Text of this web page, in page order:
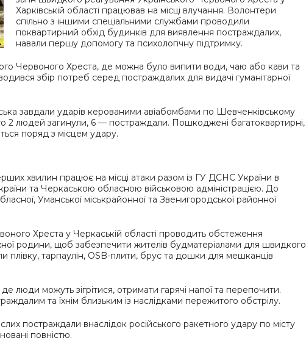
Харківській області працював на місці влучання. Волонтери
спільно з іншими спеціальними службами проводили
поквартирний обхід будинків для виявлення постраждалих,
навали першу допомогу та психологічну підтримку.
Червоного Хреста, де можна було випити води, чаю або кави та
збір потреб серед постраждалих для видачі гуманітарної
завдали ударів керованими авіабомбами по Шевченківському
2 людей загинули, 6 — постраждали. Пошкоджені багатоквартирні,
поряд з місцем удару.
хвилин працює на місці атаки разом із ГУ ДСНС України в
та Черкаською обласною військовою адміністрацією. До
Уманської міськрайонної та Звенигородської районної
Хреста у Черкаській області проводить обстеження
родини, щоб забезпечити жителів будматеріалами для швидкого
тарпаулін, OSB-плити, брус та дошки для мешканців
люди можуть зігрітися, отримати гарячі напої та перепочити.
та їхнім близьким із наслідками пережитого обстрілу.
постраждали внаслідок російського ракетного удару по місту
повністю.